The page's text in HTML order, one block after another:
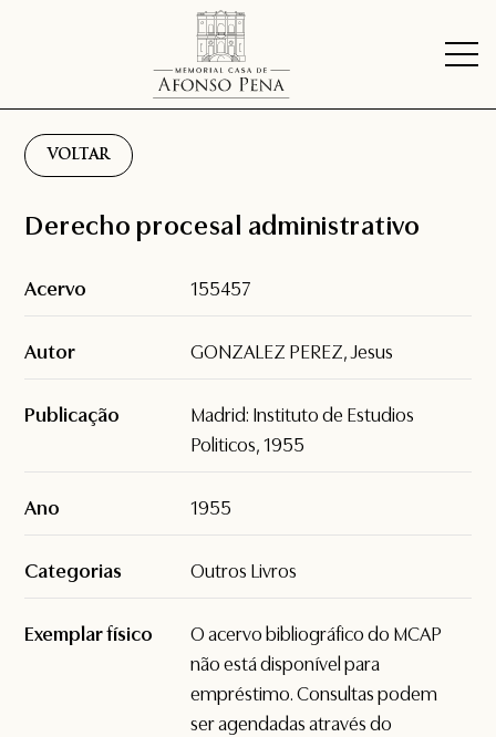
VOLTAR
Derecho procesal administrativo
Acervo 155457
Autor GONZALEZ PEREZ, Jesus
Publicação
Madrid: Instituto de Estudios
Politicos, 1955
Ano 1955
Categorias Outros Livros
Exemplar físico
O acervo bibliográfico do MCAP
não está disponível para
empréstimo. Consultas podem
ser agendadas através do